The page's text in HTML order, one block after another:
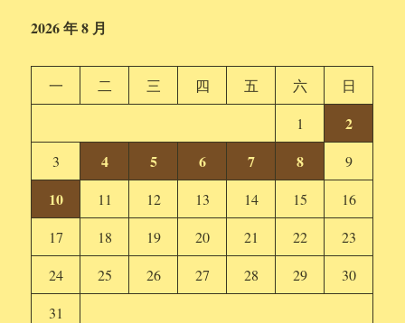
2026 年 8 月
一 二 三 四 五 六
日
1
2
3 4 5 6 7 8 9
10 11 12 13 14 15
16
17
18 19 20 21 22
23
24
25 26 27 28 29
30
31